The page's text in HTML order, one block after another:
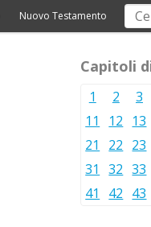
Nuovo Testamento
Capitoli
1 2 3
11
12 13
21
22 23
31
32 33
41
42 43